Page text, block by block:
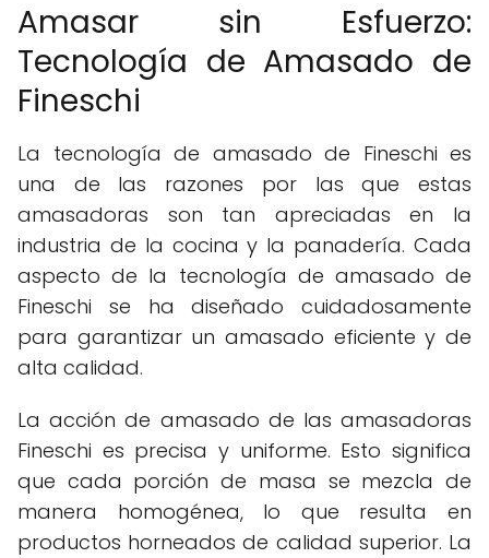
Amasar sin Esfuerzo:
Tecnología de Amasado de
Fineschi
La tecnología de amasado de Fineschi es
una de las razones por las que estas
amasadoras son tan apreciadas en la
industria de la cocina y la panadería. Cada
aspecto de la tecnología de amasado de
Fineschi se ha diseñado cuidadosamente
para garantizar un amasado eficiente y de
alta calidad.
La acción de amasado de las amasadoras
Fineschi es precisa y uniforme. Esto significa
que cada porción de masa se mezcla de
manera homogénea, lo que resulta en
productos horneados de calidad superior. La